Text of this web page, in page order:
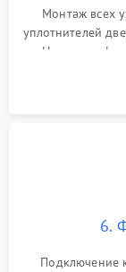
Монтаж всех
уплотнителей
Надежная
сборка
6.
Подключение